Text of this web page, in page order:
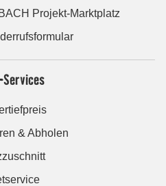
Projekt-Marktplatz
& Abholen